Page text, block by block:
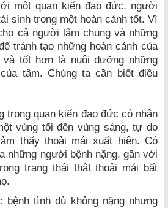
một quan kiến đạo đức, người
sinh trong một hoàn cảnh tốt. Vì
cả người lâm chung và những
tránh tạo những hoàn cảnh của
tốt hơn là nuôi dưỡng những
tâm. Chúng ta cần biết điều
trong quan kiến đạo đức có nhận
vùng tối đến vùng sáng, tự do
thấy thoải mái xuất hiện. Có
những người bệnh nặng, gần với
trạng thái thật thoải mái bất
tình dù không nặng nhưng